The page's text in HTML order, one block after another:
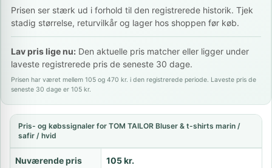
Prisen ser stærk ud i forhold til den registrerede historik. Tjek
stadig størrelse, returvilkår og lager hos shoppen før køb.
Lav pris lige nu: Den aktuelle pris matcher eller ligger under
laveste registrerede pris de seneste 30 dage.
Prisen har været mellem 105 og 470 kr. i den registrerede periode. Laveste pris de
seneste 30 dage er 105 kr.
Pris- og købssignaler for TOM TAILOR Bluser & t-shirts marin /
safir / hvid
Nuværende pris 105 kr.